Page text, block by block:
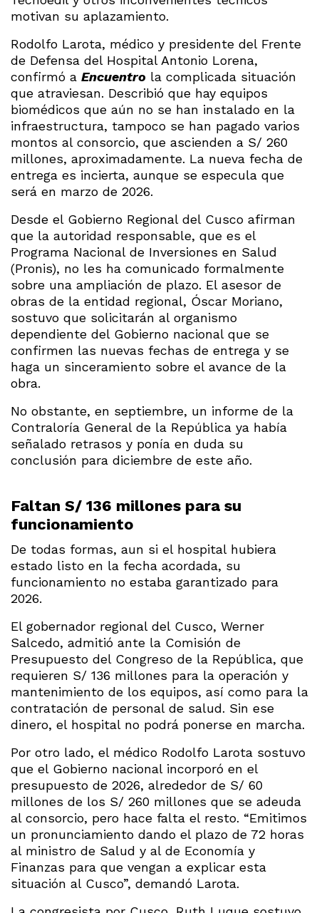
motivan su aplazamiento.
Rodolfo Larota, médico y presidente del Frente
de Defensa del Hospital Antonio Lorena,
confirmó a Encuentro la complicada situación
que atraviesan. Describió que hay equipos
biomédicos que aún no se han instalado en la
infraestructura, tampoco se han pagado varios
montos al consorcio, que ascienden a S/ 260
millones, aproximadamente. La nueva fecha de
entrega es incierta, aunque se especula que
será en marzo de 2026.
Desde el Gobierno Regional del Cusco afirman
que la autoridad responsable, que es el
Programa Nacional de Inversiones en Salud
(Pronis), no les ha comunicado formalmente
sobre una ampliación de plazo. El asesor de
obras de la entidad regional, Óscar Moriano,
sostuvo que solicitarán al organismo
dependiente del Gobierno nacional que se
confirmen las nuevas fechas de entrega y se
haga un sinceramiento sobre el avance de la
obra.
No obstante, en septiembre, un informe de la
Contraloría General de la República ya había
señalado retrasos y ponía en duda su
conclusión para diciembre de este año.
Faltan S/ 136 millones para su
funcionamiento
De todas formas, aun si el hospital hubiera
estado listo en la fecha acordada, su
funcionamiento no estaba garantizado para
2026.
El gobernador regional del Cusco, Werner
Salcedo, admitió ante la Comisión de
Presupuesto del Congreso de la República, que
requieren S/ 136 millones para la operación y
mantenimiento de los equipos, así como para la
contratación de personal de salud. Sin ese
dinero, el hospital no podrá ponerse en marcha.
Por otro lado, el médico Rodolfo Larota sostuvo
que el Gobierno nacional incorporó en el
presupuesto de 2026, alrededor de S/ 60
millones de los S/ 260 millones que se adeuda
al consorcio, pero hace falta el resto. “Emitimos
un pronunciamiento dando el plazo de 72 horas
al ministro de Salud y al de Economía y
Finanzas para que vengan a explicar esta
situación al Cusco”, demandó Larota.